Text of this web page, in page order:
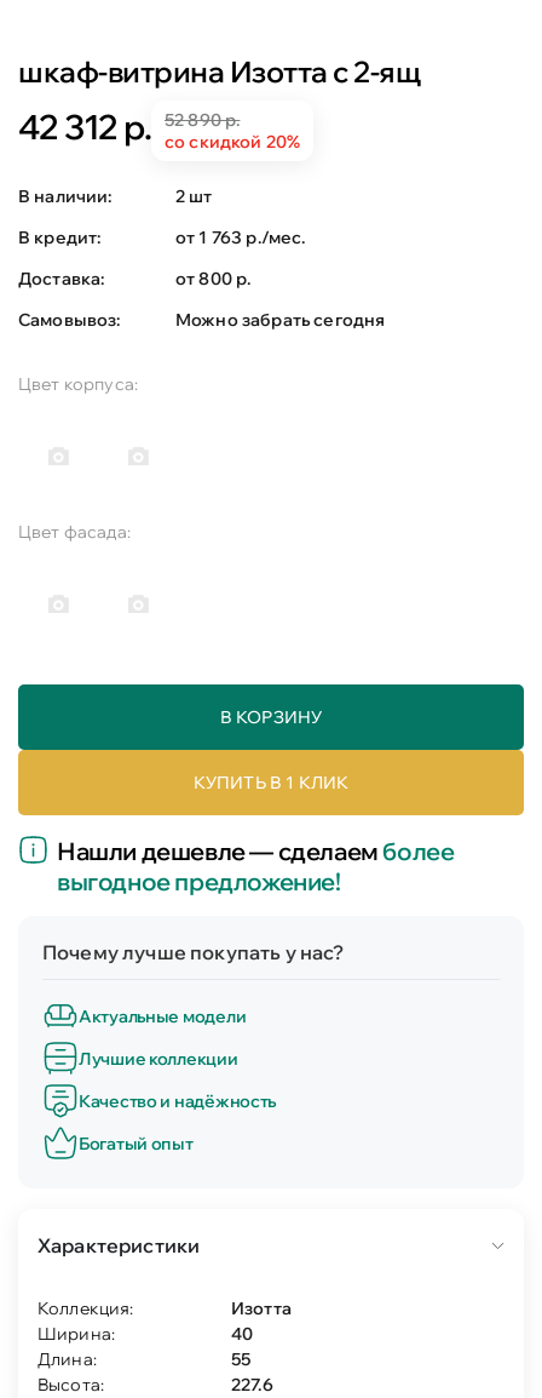
шкаф-витрина Изотта с 2-ящ
42 312 р.
52 890 р.
со скидкой 20%
В наличии:
2 шт
В кредит:
от 1 763 р./мес.
Доставка:
от 800 р.
Самовывоз:
Можно забрать сегодня
Цвет корпуса:
Цвет фасада:
В КОРЗИНУ
КУПИТЬ В 1 КЛИК
Нашли дешевле — сделаемболее
выгодное предложение!
Почему лучше покупать у нас?
Актуальные модели
Лучшие коллекции
Качество и надёжность
Богатый опыт
Характеристики
Коллекция:
Изотта
Ширина:
40
Длина:
55
Высота:
227.6